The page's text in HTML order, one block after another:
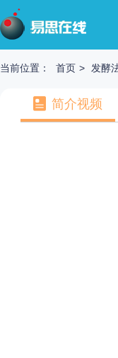
当前位置： 首页 > 发酵
简介视频